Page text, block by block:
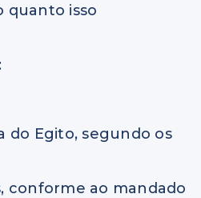
quanto isso
do Egito, segundo os
conforme ao mandado